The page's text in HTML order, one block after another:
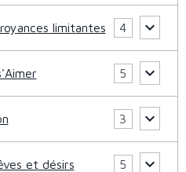
limitantes 4
5
3
et désirs 5